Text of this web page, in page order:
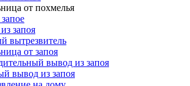
от похмелья
запоя
вытрезвитель
от запоя
вывод из запоя
вывод из запоя